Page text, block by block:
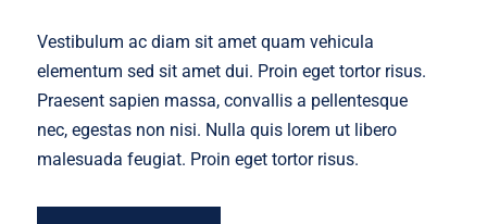
Vestibulum ac diam sit amet quam vehicula
elementum sed sit amet dui. Proin eget tortor risus.
Praesent sapien massa, convallis a pellentesque
nec, egestas non nisi. Nulla quis lorem ut libero
malesuada feugiat. Proin eget tortor risus.